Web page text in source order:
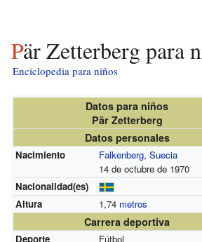
Pär Zetterberg para
Enciclopedia para niños
Datos para niños
Pär Zetterberg
Datos personales
Nacimiento Falkenberg, Suecia
14 de octubre de 1970
Nacionalidad(es)
Altura
1,74 metros
Carrera deportiva
Deporte Fútbol